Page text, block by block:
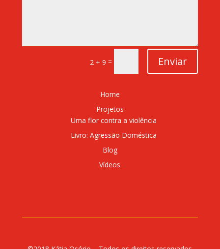
2 + 9 = Enviar
Home
Projetos
Uma flor contra a violência
Livro: Agressão Doméstica
Blog
Vídeos